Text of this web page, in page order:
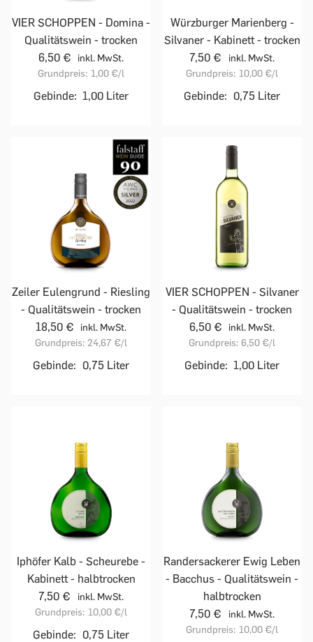
VIER SCHOPPEN - Domina -
Qualitätswein - trocken
6,50 €
inkl. MwSt.
Grundpreis: 1,00 €/l
Gebinde: 1,00 Liter
Würzburger Marienberg -
Silvaner - Kabinett - trocken
7,50 €
inkl. MwSt.
Grundpreis: 10,00 €/l
Gebinde: 0,75 Liter
Zeiler Eulengrund - Riesling
- Qualitätswein - trocken
18,50 €
inkl. MwSt.
Grundpreis: 24,67 €/l
Gebinde: 0,75 Liter
VIER SCHOPPEN - Silvaner
- Qualitätswein - trocken
6,50 €
inkl. MwSt.
Grundpreis: 6,50 €/l
Gebinde: 1,00 Liter
Iphöfer Kalb - Scheurebe -
Kabinett - halbtrocken
7,50 €
inkl. MwSt.
Grundpreis: 10,00 €/l
Gebinde: 0,75 Liter
Randersackerer Ewig Leben
- Bacchus - Qualitätswein -
halbtrocken
7,50 €
inkl. MwSt.
Grundpreis: 10,00 €/l